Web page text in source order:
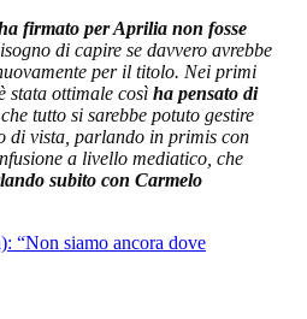
firmato per Aprilia non fosse
di capire se davvero avrebbe
per il titolo. Nei primi
stata ottimale così ha pensato di
tutto si sarebbe potuto gestire
di vista, parlando in primis con
a livello mediatico, che
subito con Carmelo
“Non siamo ancora dove